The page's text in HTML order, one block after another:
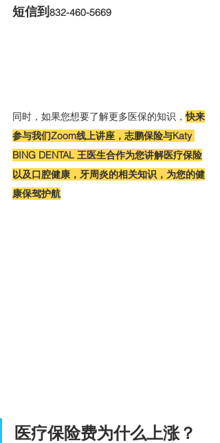
短信到832-460-5669
同时，如果您想要了解更多医保的知识，快来
参与我们Zoom线上讲座，志鹏保险与Katy
BING DENTAL 王医生合作为您讲解医疗保险
以及口腔健康，牙周炎的相关知识，为您的健
康保驾护航
医疗保险费为什么上涨？